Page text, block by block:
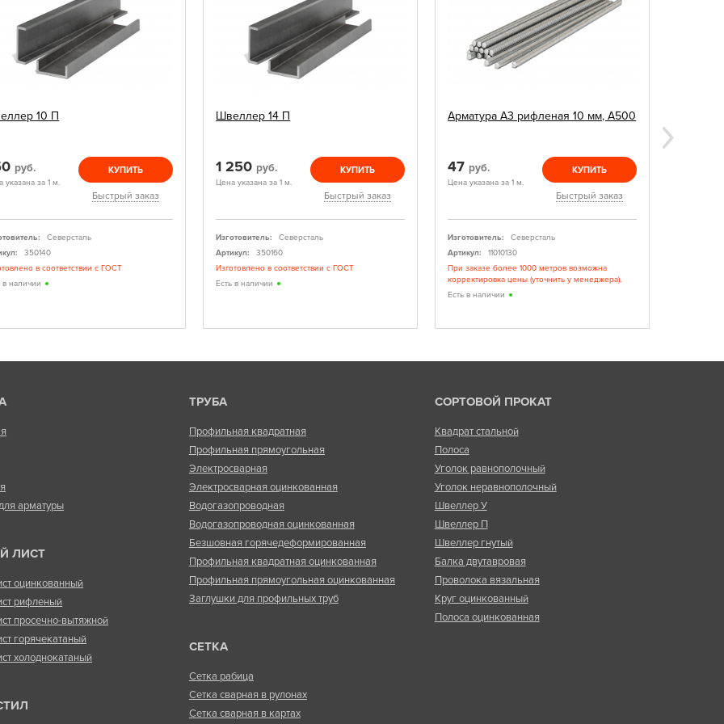
10 П
руб.
указана за 1 м.
КУПИТЬ
Быстрый заказ
Северсталь
350140
в соответствии с ГОСТ
в наличии
Швеллер 14 П
1 250 руб.
Цена указана за 1 м.
КУПИТЬ
Быстрый заказ
Изготовитель:
Северсталь
Артикул:
350160
Изготовлено в соответствии с ГОСТ
Есть в наличии
Арматура А3 рифленая 10 мм, А500
47 руб.
Цена указана за 1 м.
КУПИТЬ
Быстрый заказ
Изготовитель:
Северсталь
Артикул:
11010130
При заказе более 1000 метров возможна
корректировка цены (уточнить у менеджера).
Есть в наличии
арматуры
ЛИСТ
оцинкованный
рифленый
просечно-вытяжной
горячекатаный
холоднокатаный
ТРУБА
Профильная квадратная
Профильная прямоугольная
Электросварная
Электросварная оцинкованная
Водогазопроводная
Водогазопроводная оцинкованная
Безшовная горячедеформированная
Профильная квадратная оцинкованная
Профильная прямоугольная оцинкованная
Заглушки для профильных труб
СЕТКА
Сетка рабица
Сетка сварная в рулонах
Сетка сварная в картах
СОРТОВОЙ ПРОКАТ
Квадрат стальной
Полоса
Уголок равнополочный
Уголок неравнополочный
Швеллер У
Швеллер П
Швеллер гнутый
Балка двутавровая
Проволока вязальная
Круг оцинкованный
Полоса оцинкованная